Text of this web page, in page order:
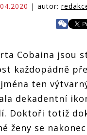
| autor:
Cobaina jsou
každopádně
ten
dekadentní
Doktoři totiž
ženy se